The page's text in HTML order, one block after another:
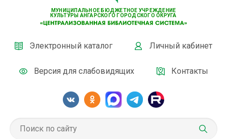
МУНИЦИПАЛЬНОЕ БЮДЖЕТНОЕ УЧРЕЖДЕНИЕ
КУЛЬТУРЫ АНГАРСКОГО ГОРОДСКОГО ОКРУГА
Электронный каталог Личный кабинет
Версия для слабовидящих Контакты